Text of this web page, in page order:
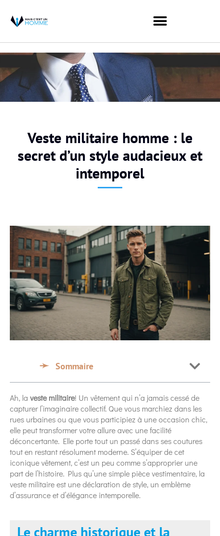
Veste militaire homme : le
secret d’un style audacieux et
intemporel
Sommaire
Ah, la veste militaire! Un vêtement qui n’a jamais cessé de
capturer l’imaginaire collectif. Que vous marchiez dans les
rues urbaines ou que vous participiez à une occasion chic,
elle peut transformer votre allure avec une facilité
déconcertante. Elle porte tout un passé dans ses coutures
tout en restant résolument moderne. S’équiper de cet
iconique vêtement, c’est un peu comme s’approprier une
part de l’histoire. Plus qu’une simple pièce vestimentaire, la
veste militaire est une déclaration de style, un emblème
d’assurance et d’élégance intemporelle.
Le charme historique et la